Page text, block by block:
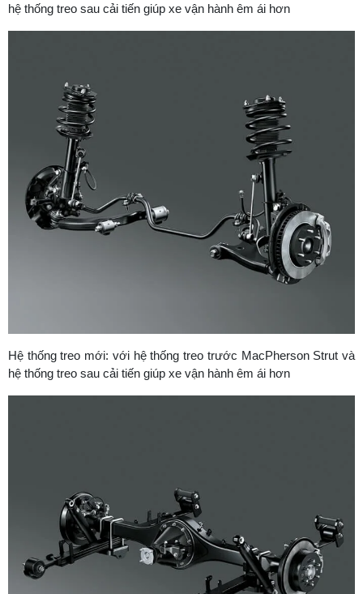
hệ thống treo sau cải tiến giúp xe vận hành êm ái hơn
Hệ thống treo mới: với hệ thống treo trước MacPherson Strut và
hệ thống treo sau cải tiến giúp xe vận hành êm ái hơn